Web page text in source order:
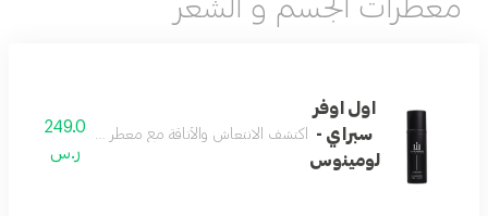
معطرات الجسم و الشعر
اول اوفر
سبراي -
لومينوس
اكتشف الانتعاش والأناقة مع معطر جسم لومينس من
249.0
ر.س